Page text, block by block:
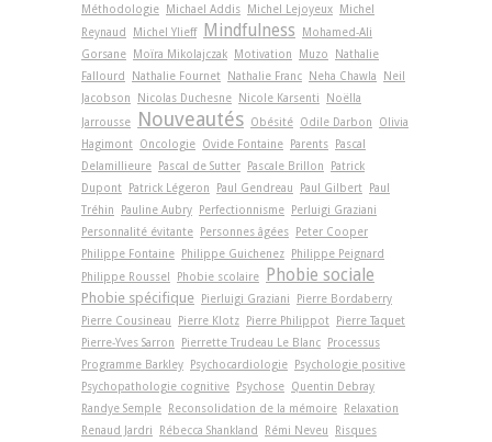
Méthodologie Michael Addis Michel Lejoyeux Michel
Reynaud
Michel Ylieff Mindfulness
Mohamed-Ali
Gorsane Moïra Mikolajczak Motivation Muzo
Nathalie
Fallourd
Nathalie Fournet Nathalie Franc Neha Chawla
Neil
Jacobson
Nicolas Duchesne Nicole Karsenti
Noëlla
Jarrousse
Nouveautés Obésité Odile Darbon
Olivia
Hagimont Oncologie Ovide Fontaine Parents Pascal
Delamillieure Pascal de Sutter Pascale Brillon
Patrick
Dupont Patrick Légeron Paul Gendreau Paul Gilbert Paul
Tréhin
Pauline Aubry Perfectionnisme Perluigi Graziani
Personnalité évitante Personnes âgées Peter Cooper
Philippe Fontaine Philippe Guichenez Philippe Peignard
Philippe Roussel
Phobie scolaire Phobie sociale
Phobie spécifique Pierluigi Graziani
Pierre Bordaberry
Pierre Cousineau
Pierre Klotz Pierre Philippot Pierre Taquet
Pierre-Yves Sarron
Pierrette Trudeau Le Blanc Processus
Programme Barkley Psychocardiologie Psychologie positive
Psychopathologie cognitive Psychose Quentin Debray
Randye Semple Reconsolidation de la mémoire Relaxation
Renaud Jardri
Rébecca Shankland Rémi Neveu
Risques